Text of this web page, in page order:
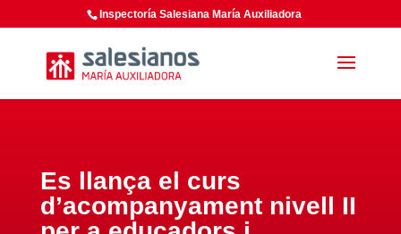
Inspectoría Salesiana María Auxiliadora
Es llança el curs
d’acompanyament nivell II